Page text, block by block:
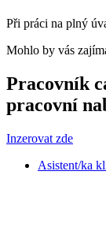
Při práci na plný
Mohlo by vás
Pracovník
pracovní
Inzerovat zde
Asistent/ka